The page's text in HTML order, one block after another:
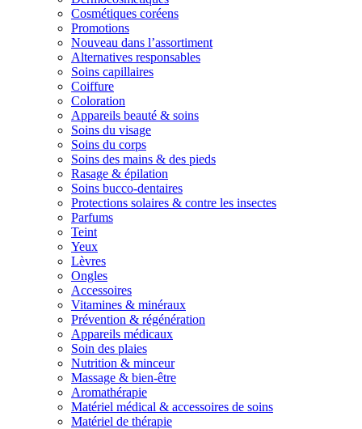
Cosmétiques coréens
Promotions
Nouveau dans l’assortiment
Alternatives responsables
Soins capillaires
Coiffure
Coloration
Appareils beauté & soins
Soins du visage
Soins du corps
Soins des mains & des pieds
Rasage & épilation
Soins bucco-dentaires
Protections solaires & contre les insectes
Parfums
Teint
Yeux
Lèvres
Ongles
Accessoires
Vitamines & minéraux
Prévention & régénération
Appareils médicaux
Soin des plaies
Nutrition & minceur
Massage & bien-être
Aromathérapie
Matériel médical & accessoires de soins
Matériel de thérapie